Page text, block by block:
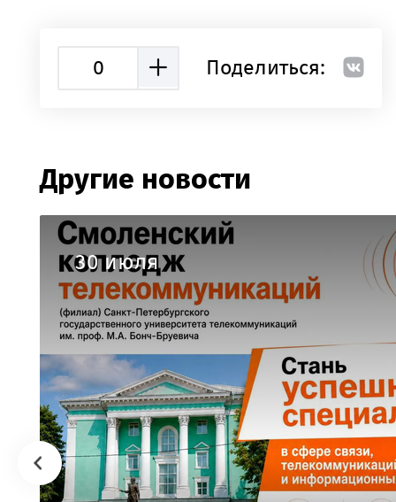
0 Поделиться:
Другие новости
30 июля